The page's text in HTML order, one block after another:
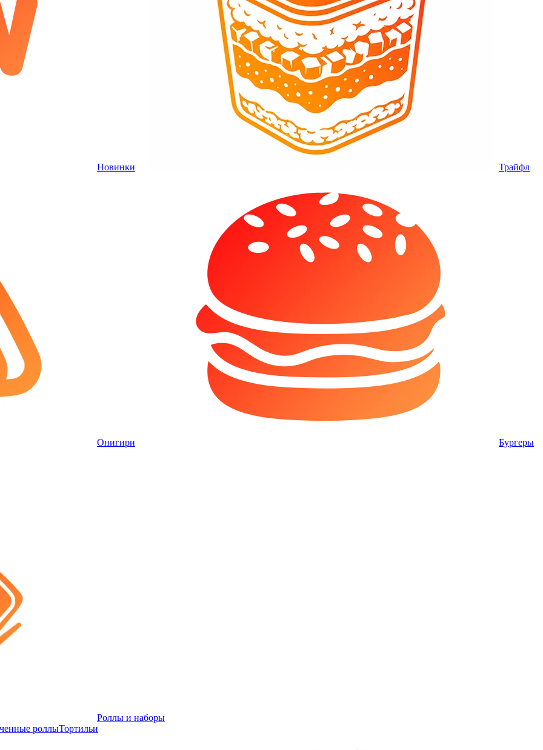
Новинки Трайфл
Онигири Бургеры
Роллы и наборы
роллыТортильи